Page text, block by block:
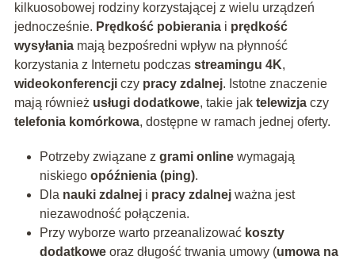
kilkuosobowej rodziny korzystającej z wielu urządzeń
jednocześnie. Prędkość pobieraniai prędkość
wysyłaniamają bezpośredni wpływ na płynność
korzystania z Internetu podczas streamingu 4K,
wideokonferencjiczy pracy zdalnej. Istotne znaczenie
mają również usługi dodatkowe, takie jak telewizjaczy
telefonia komórkowa, dostępne w ramach jednej oferty.
Potrzeby związane z grami onlinewymagają
niskiego opóźnienia (ping).
Dla nauki zdalneji pracy zdalnejważna jest
niezawodność połączenia.
Przy wyborze warto przeanalizować koszty
dodatkoweoraz długość trwania umowy (umowa na